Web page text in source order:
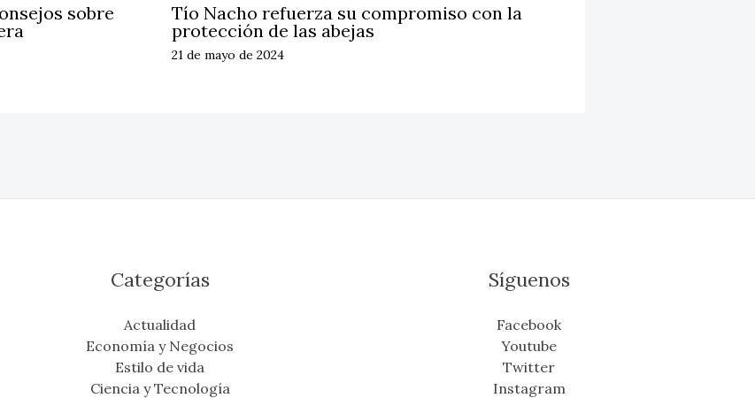
sobre
Tío Nacho refuerza su compromiso con la
protección de las abejas
21 de mayo de 2024
Categorías
Actualidad
Economía y Negocios
Estilo de vida
Ciencia y Tecnología
Síguenos
Facebook
Youtube
Twitter
Instagram